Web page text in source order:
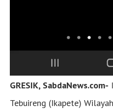
GRESIK, SabdaNews.com-
Tebuireng (Ikapete)